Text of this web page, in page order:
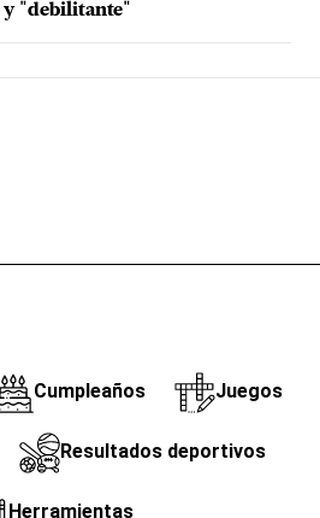
y "debilitante"
Cumpleaños Juegos
Resultados deportivos
Herramientas